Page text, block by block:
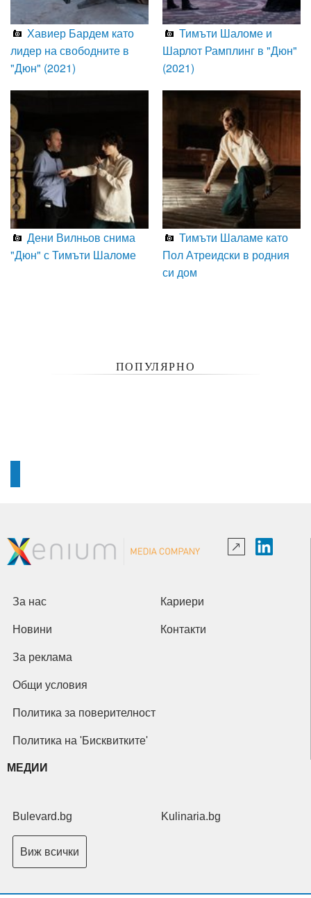
Хавиер Бардем като
лидер на свободните в
"Дюн" (2021)
Тимъти Шаломе и
Шарлот Рамплинг в "Дюн"
(2021)
Дени Вилньов снима
"Дюн" с Тимъти Шаломе
Тимъти Шаламе като
Пол Атреидски в родния
си дом
ПОПУЛЯРНО
За нас Кариери
Новини Контакти
За реклама
Общи условия
Политика за поверителност
Политика на 'Бисквитките'
МЕДИИ
Bulevard.bg Kulinaria.bg
Виж всички